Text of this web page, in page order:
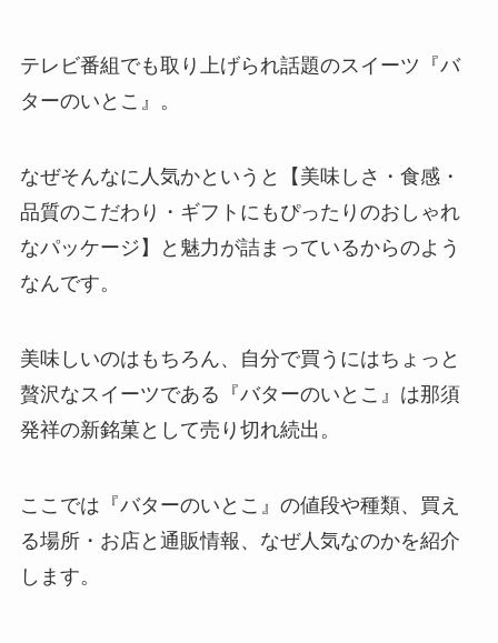
テレビ番組でも取り上げられ話題のスイーツ『バ
ターのいとこ』。
なぜそんなに人気かというと【美味しさ・食感・
品質のこだわり・ギフトにもぴったりのおしゃれ
なパッケージ】と魅力が詰まっているからのよう
なんです。
美味しいのはもちろん、自分で買うにはちょっと
贅沢なスイーツである『バターのいとこ』は那須
発祥の新銘菓として売り切れ続出。
ここでは『バターのいとこ』の値段や種類、買え
る場所・お店と通販情報、なぜ人気なのかを紹介
します。